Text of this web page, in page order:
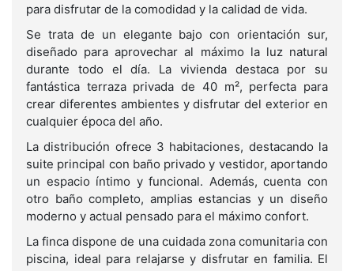
para disfrutar de la comodidad y la calidad de vida.
Se trata de un elegante bajo con orientación sur,
diseñado para aprovechar al máximo la luz natural
durante todo el día. La vivienda destaca por su
fantástica terraza privada de 40 m², perfecta para
crear diferentes ambientes y disfrutar del exterior en
cualquier época del año.
La distribución ofrece 3 habitaciones, destacando la
suite principal con baño privado y vestidor, aportando
un espacio íntimo y funcional. Además, cuenta con
otro baño completo, amplias estancias y un diseño
moderno y actual pensado para el máximo confort.
La finca dispone de una cuidada zona comunitaria con
piscina, ideal para relajarse y disfrutar en familia. El